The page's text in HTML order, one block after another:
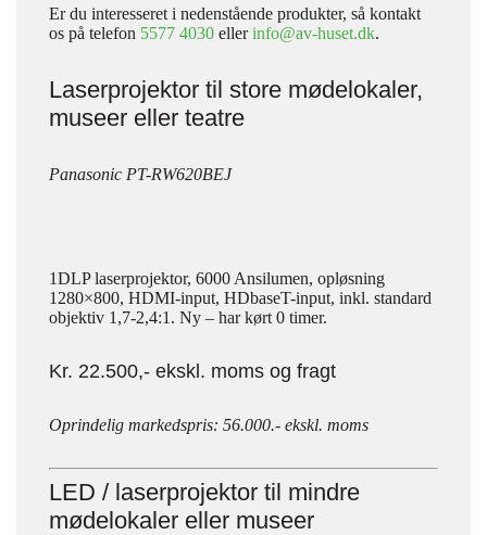
Er du interesseret i nedenstående produkter, så kontakt
os på telefon 5577 4030 ellerinfo@av-huset.dk.
Laserprojektor til store mødelokaler,
museer eller teatre
Panasonic PT-RW620BEJ
1DLP laserprojektor, 6000 Ansilumen, opløsning
1280×800, HDMI-input, HDbaseT-input, inkl. standard
objektiv 1,7-2,4:1. Ny – har kørt 0 timer.
Kr. 22.500,- ekskl. moms og fragt
Oprindelig markedspris: 56.000.- ekskl. moms
LED / laserprojektor til mindre
mødelokaler eller museer